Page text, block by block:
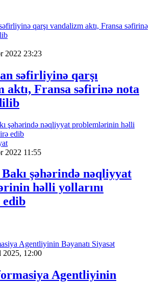
2022 23:23
səfirliyinə qarşı
aktı, Fransa səfirinə nota
2022 11:55
şəhərində nəqliyyat
həlli yollarını
Siyasət
2025, 12:00
Agentliyinin